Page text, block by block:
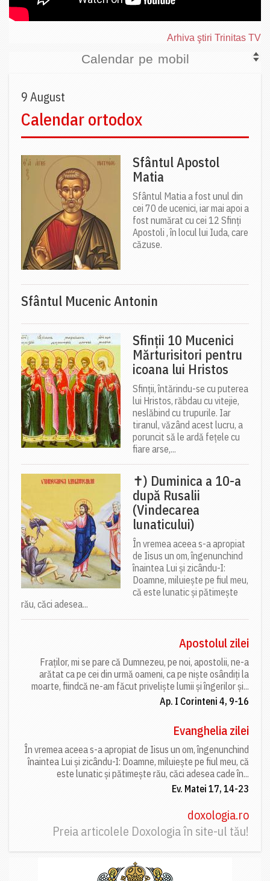
Arhiva ştiri Trinitas TV
Calendar pe mobil
9 August
Calendar ortodox
Sfântul Apostol
Matia
Sfântul Matia a fost unul din
cei 70 de ucenici, iar mai apoi a
fost numărat cu cei 12 Sfinți
Apostoli , în locul lui Iuda, care
căzuse.
Sfântul Mucenic Antonin
Sfinții 10 Mucenici
Mărturisitori pentru
icoana lui Hristos
Sfinții, întărindu-se cu puterea
lui Hristos, răbdau cu vitejie,
neslăbind cu trupurile. Iar
tiranul, văzând acest lucru, a
poruncit să le ardă fețele cu
fiare arse,...
✝) Duminica a 10-a
după Rusalii
(Vindecarea
lunaticului)
În vremea aceea s-a apropiat
de Iisus un om, îngenunchind
înaintea Lui și zicându-I:
Doamne, miluiește pe fiul meu,
că este lunatic și pătimește
rău, căci adesea...
Apostolul zilei
Fraților, mi se pare că Dumnezeu, pe noi, apostolii, ne-a
arătat ca pe cei din urmă oameni, ca pe niște osândiți la
moarte, fiindcă ne-am făcut priveliște lumii și îngerilor și...
Ap. I Corinteni 4, 9-16
Evanghelia zilei
În vremea aceea s-a apropiat de Iisus un om, îngenunchind
înaintea Lui și zicându-I: Doamne, miluiește pe fiul meu, că
este lunatic și pătimește rău, căci adesea cade în...
Ev. Matei 17, 14-23
doxologia.ro
Preia articolele Doxologia în site-ul tău!